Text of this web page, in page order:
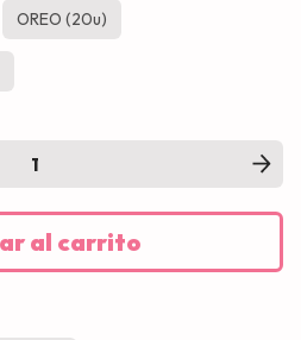
OREO (20u)